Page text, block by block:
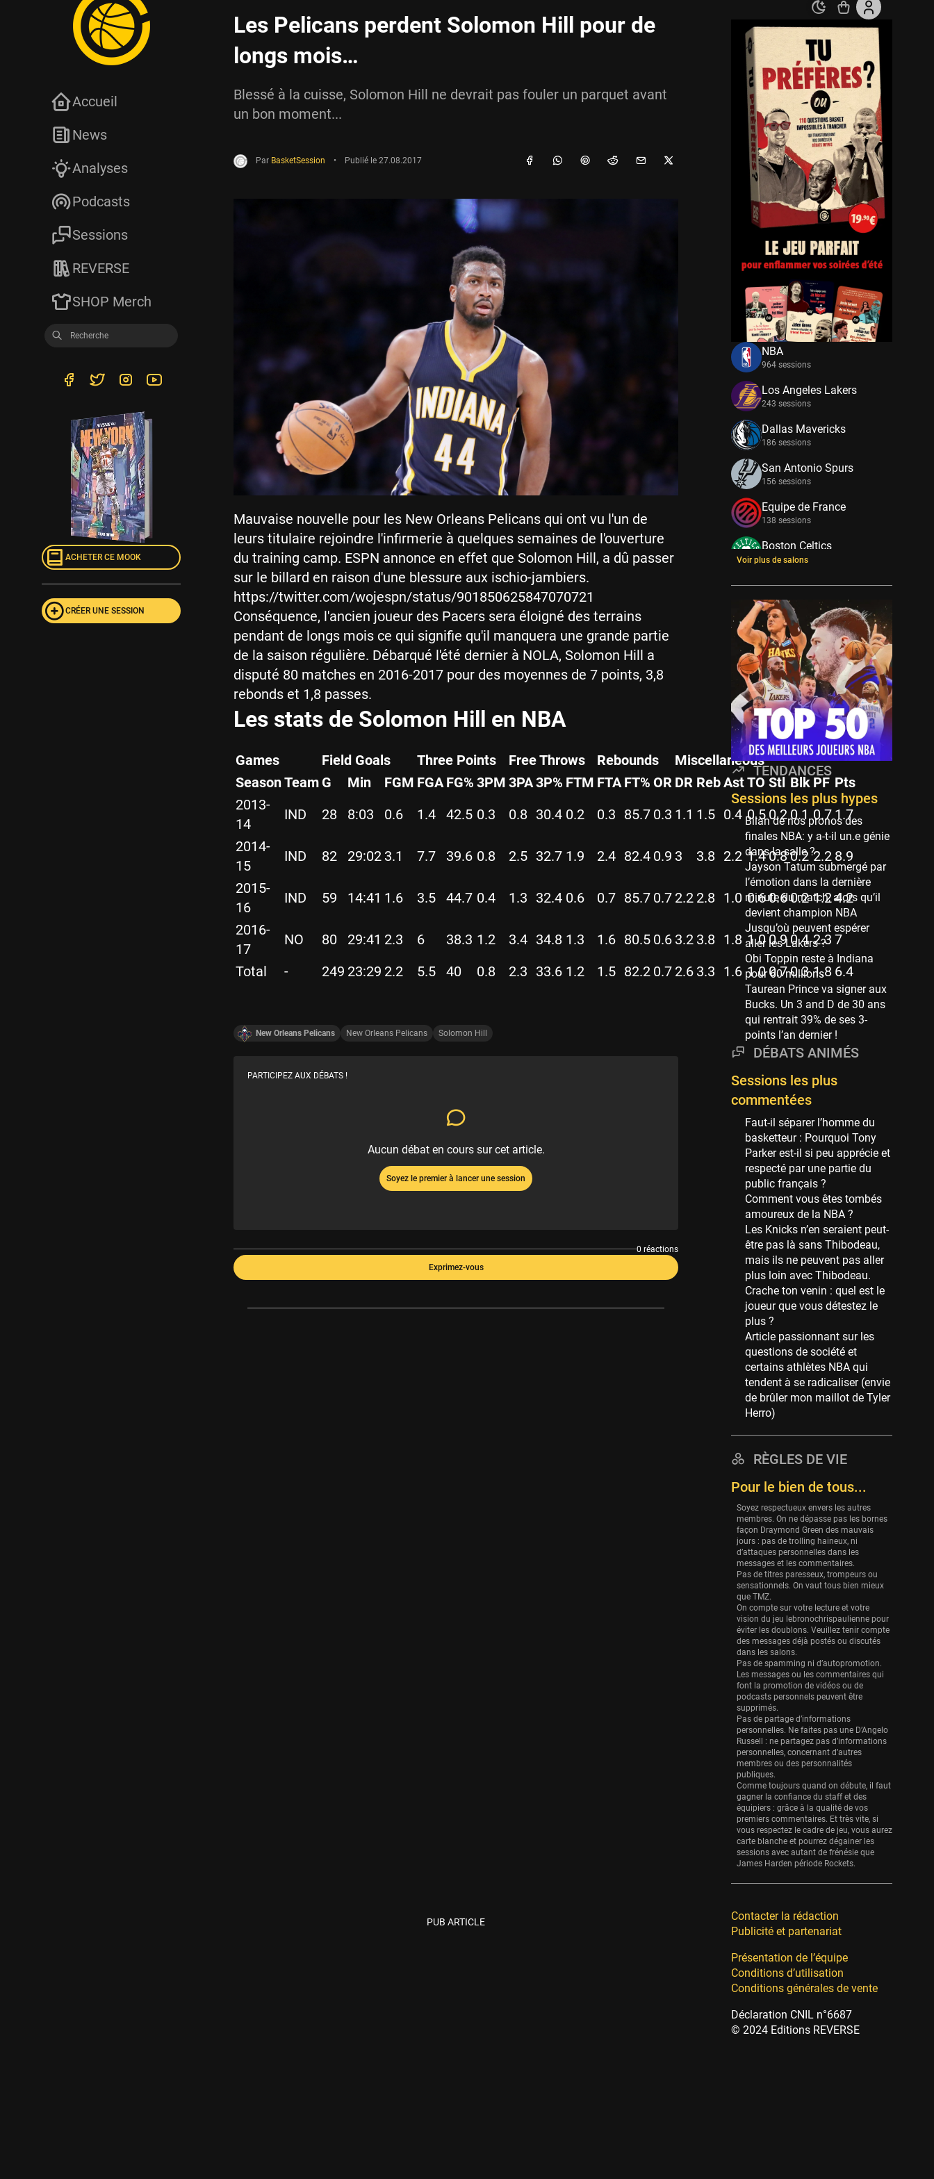
Les Pelicans perdent Solomon Hill pour de
longs mois…
Blessé à la cuisse, Solomon Hill ne devrait pas fouler un parquet avant
un bon moment...
Par BasketSession • Publié le 27.08.2017
Mauvaise nouvelle pour les New Orleans Pelicans qui ont vu l'un de
leurs titulaire rejoindre l'infirmerie à quelques semaines de l'ouverture
du training camp. ESPN annonce en effet que Solomon Hill, a dû passer
sur le billard en raison d'une blessure aux ischio-jambiers.
https://twitter.com/wojespn/status/901850625847070721
Conséquence, l'ancien joueur des Pacers sera éloigné des terrains
pendant de longs mois ce qui signifie qu'il manquera une grande partie
de la saison régulière. Débarqué l'été dernier à NOLA, Solomon Hill a
disputé 80 matches en 2016-2017 pour des moyennes de 7 points, 3,8
rebonds et 1,8 passes.
Les stats de Solomon Hill en NBA
Games Field Goals Three Points Free Throws Rebounds
Miscellaneous
SeasonTeam G Min FGM FGA FG% 3PM 3PA3P% FTM FTA FT% OR DR RebAstTO Stl Blk PF Pts
2013-
14
IND 28 8:03 0.6 1.4 42.5 0.3 0.8 30.4 0.2 0.3 85.7 0.3 1.1 1.5 0.4 0.5 0.20.1 0.71.7
2014-
15
IND 82 29:02 3.1 7.7 39.6 0.8 2.5 32.7 1.9 2.4 82.4 0.9 3 3.8 2.2 1.40.80.2 2.2 8.9
2015-
16
IND 59 14:41 1.6 3.5 44.7 0.4 1.3 32.4 0.6 0.7 85.7 0.7 2.2 2.8 1.0 0.60.60.2 1.24.2
2016-
17
NO 80 29:41 2.3 6 38.3 1.2 3.4 34.8 1.3 1.6 80.5 0.6 3.2 3.8 1.8 1.0 0.9 0.4 2.3 7
Total
- 249 23:29 2.2 5.5 40 0.8 2.3 33.6 1.2 1.5 82.2 0.7 2.6 3.3 1.6 1.0 0.70.3 1.8 6.4
New Orleans Pelicans New Orleans Pelicans Solomon Hill
PARTICIPEZ AUX DÉBATS !
Aucun débat en cours sur cet article.
Soyez le premier à lancer une session
0 réactions
Exprimez-vous
PUB ARTICLE
Accueil
News
Analyses
Podcasts
Sessions
REVERSE
SHOP Merch
ACHETER CE MOOK
CRÉER UNE SESSION
NBA
964 sessions
Los Angeles Lakers
243 sessions
Dallas Mavericks
186 sessions
San Antonio Spurs
156 sessions
Equipe de France
138 sessions
Boston Celtics
133 sessions
New York Knicks
114 sessions
Minnesota Timberwolves
114 sessions
Golden State Warriors
113 sessions
Denver Nuggets
106 sessions
WNBA
97 sessions
Philadelphia Sixers
89 sessions
Milwaukee Bucks
82 sessions
Hoop Culture
73 sessions
Oklahoma City Thunder
69 sessions
Phoenix Suns
69 sessions
Miami Heat
63 sessions
Los Angeles Clippers
61 sessions
Indiana Pacers
New Orleans Pelicans
53 sessions
Jeux Olympiques
52 sessions
Atlanta Hawks
45 sessions
Chicago Bulls
41 sessions
Memphis Grizzlies
39 sessions
Cleveland Cavaliers
Orlando Magic
36 sessions
Euroleague
34 sessions
Charlotte Hornets
32 sessions
31 sessions
Washington Wizards
29 sessions
Portland Trail Blazers
27 sessions
Eurobasket
25 sessions
Detroit Pistons
25 sessions
Brooklyn Nets
24 sessions
Sacramento Kings
24 sessions
Utah Jazz
22 sessions
Toronto Raptors
18 sessions
REVERSE
11 sessions
Bleues
0 sessions
Voir plus de salons
TENDANCES
Sessions les plus hypes
Bilan de nos pronos des
finales NBA: y a-t-il un.e génie
dans la salle ?
Jayson Tatum submergé par
l’émotion dans la dernière
minute du match, alors qu’il
devient champion NBA
Jusqu’où peuvent espérer
aller les Lakers ?
Obi Toppin reste à Indiana
pour 60 millions
Taurean Prince va signer aux
Bucks. Un 3 and D de 30 ans
qui rentrait 39% de ses 3-
points l’an dernier !
DÉBATS ANIMÉS
Sessions les plus
commentées
Faut-il séparer l’homme du
basketteur : Pourquoi Tony
Parker est-il si peu apprécie et
respecté par une partie du
public français ?
Comment vous êtes tombés
amoureux de la NBA ?
Les Knicks n’en seraient peut-
être pas là sans Thibodeau,
mais ils ne peuvent pas aller
plus loin avec Thibodeau.
Crache ton venin : quel est le
joueur que vous détestez le
plus ?
Article passionnant sur les
questions de société et
certains athlètes NBA qui
tendent à se radicaliser (envie
de brûler mon maillot de Tyler
Herro)
RÈGLES DE VIE
Pour le bien de tous...
Soyez respectueux envers les autres
membres. On ne dépasse pas les bornes
façon Draymond Green des mauvais
jours : pas de trolling haineux, ni
d’attaques personnelles dans les
messages et les commentaires.
Pas de titres paresseux, trompeurs ou
sensationnels. On vaut tous bien mieux
que TMZ.
On compte sur votre lecture et votre
vision du jeu lebronochrispaulienne pour
éviter les doublons. Veuillez tenir compte
des messages déjà postés ou discutés
dans les salons.
Pas de spamming ni d’autopromotion.
Les messages ou les commentaires qui
font la promotion de vidéos ou de
podcasts personnels peuvent être
supprimés.
Pas de partage d’informations
personnelles. Ne faites pas une D’Angelo
Russell : ne partagez pas d’informations
personnelles, concernant d’autres
membres ou des personnalités
publiques.
Comme toujours quand on débute, il faut
gagner la confiance du staff et des
équipiers : grâce à la qualité de vos
premiers commentaires. Et très vite, si
vous respectez le cadre de jeu, vous aurez
carte blanche et pourrez dégainer les
sessions avec autant de frénésie que
James Harden période Rockets.
Contacter la rédaction
Publicité et partenariat
Présentation de l’équipe
Conditions d’utilisation
Conditions générales de vente
Déclaration CNIL n°6687
© 2024 Editions REVERSE